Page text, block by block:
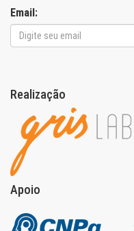
Email:
Realização
Apoio